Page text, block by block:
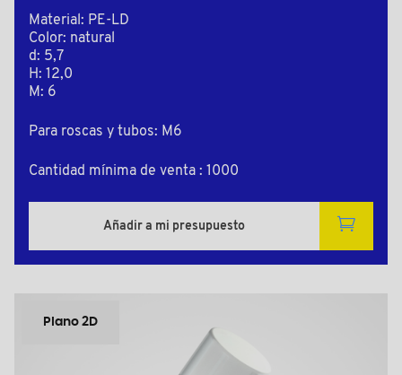
Material: PE-LD
Color: natural
d: 5,7
H: 12,0
M: 6
Para roscas y tubos: M6
Cantidad mínima de venta : 1000
Añadir a mi presupuesto
Plano 2D